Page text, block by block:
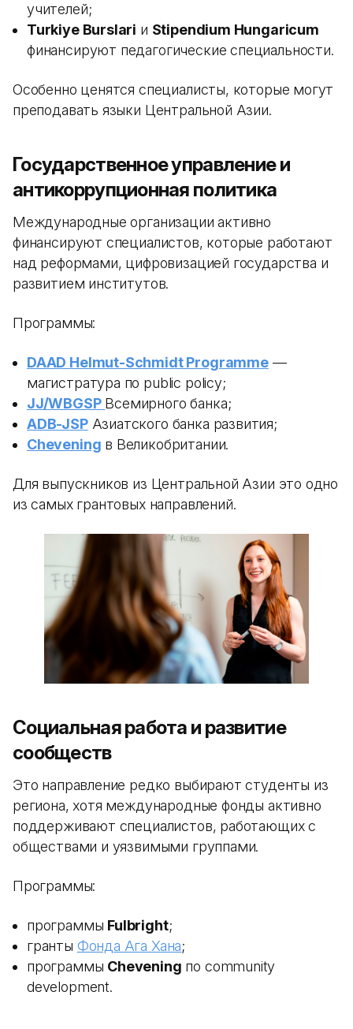
учителей;
Turkiye Burslari и Stipendium Hungaricum
финансируют педагогические специальности.
Особенно ценятся специалисты, которые могут
преподавать языки Центральной Азии.
Государственное управление и
антикоррупционная политика
Международные организации активно
финансируют специалистов, которые работают
над реформами, цифровизацией государства и
развитием институтов.
Программы:
DAAD Helmut-Schmidt Programme—
магистратура по public policy;
JJ/WBGSP Всемирного банка;
ADB-JSPАзиатского банка развития;
Chevening в Великобритании.
Для выпускников из Центральной Азии это одно
из самых грантовых направлений.
Социальная работа и развитие
сообществ
Это направление редко выбирают студенты из
региона, хотя международные фонды активно
поддерживают специалистов, работающих с
обществами и уязвимыми группами.
Программы:
программы Fulbright;
гранты Фонда Ага Хана;
программы Chevening по community
development.